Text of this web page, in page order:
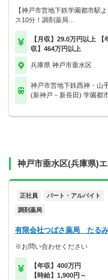
【神戸市営地下鉄学園都市駅
ス10分！調剤薬局…
【月収】29.0万円以上 【
収】464万円以上
兵庫県 神戸市垂水区
神戸市営地下鉄西神・山
(新神戸－新長田) 学園都
神戸市垂水区(兵庫県)
正社員 パート・アルバイト
調剤薬局
有限会社つばさ薬局 たる
※お問い合わせください
【年収】400万円
【時給】1,900円～